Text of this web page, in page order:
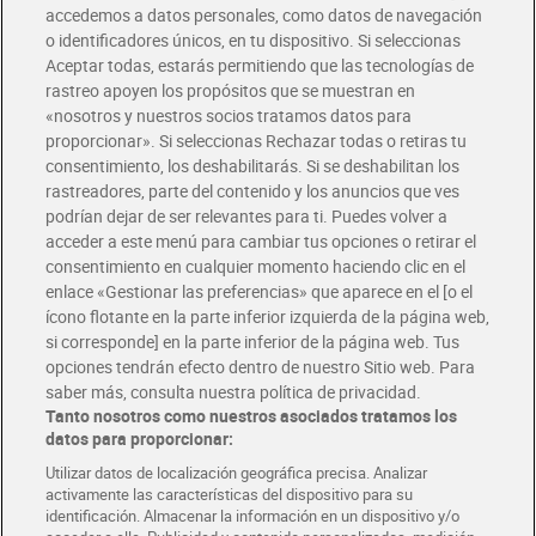
Envío gratis por compras superiores a 100€
Envío estandar por 4,99€
Glovo y Uber Eats
Solicita tu factura de Glovo o Uber Eats
Únete al CLUB Dia
Disfruta las ventajas y ofertas exclusivas.
Descárgate la APP Dia
Folletos y Tiendas
Descubre las mejores ofertas y busca tu tienda más cercana
Tarjeta MaX Dia
Te devuelve hasta 8€/mes de tus compras.
¡Solicita tu tarjeta de crédito aquí!
COMER MEJOR CADA DIA
accedemos a datos personales, como datos de navegación
o identificadores únicos, en tu dispositivo. Si seleccionas
Aceptar todas, estarás permitiendo que las tecnologías de
rastreo apoyen los propósitos que se muestran en
«nosotros y nuestros socios tratamos datos para
proporcionar». Si seleccionas Rechazar todas o retiras tu
consentimiento, los deshabilitarás. Si se deshabilitan los
rastreadores, parte del contenido y los anuncios que ves
podrían dejar de ser relevantes para ti. Puedes volver a
acceder a este menú para cambiar tus opciones o retirar el
consentimiento en cualquier momento haciendo clic en el
enlace «Gestionar las preferencias» que aparece en el [o el
ícono flotante en la parte inferior izquierda de la página web,
si corresponde] en la parte inferior de la página web. Tus
opciones tendrán efecto dentro de nuestro Sitio web. Para
saber más, consulta nuestra política de privacidad.
Tanto nosotros como nuestros asociados tratamos los
datos para proporcionar:
Utilizar datos de localización geográfica precisa. Analizar
activamente las características del dispositivo para su
identificación. Almacenar la información en un dispositivo y/o